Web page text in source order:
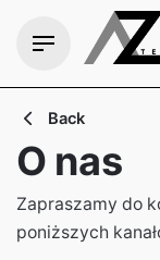
Back
O nas
Zapraszamy do
poniższych